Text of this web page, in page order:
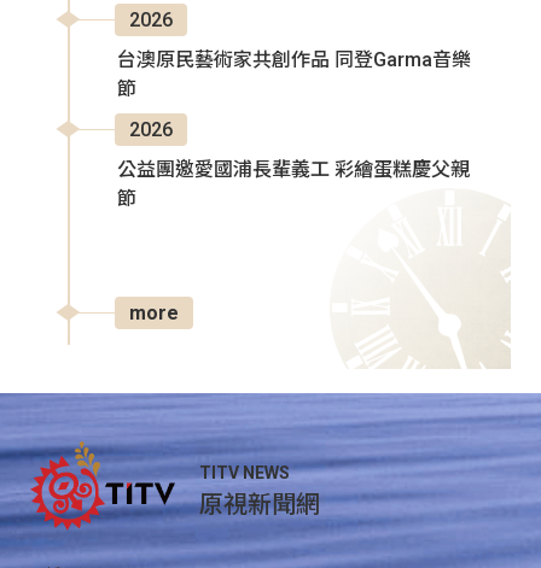
2026
台澳原民藝術家共創作品 同登Garma音樂
節
2026
公益團邀愛國浦長輩義工 彩繪蛋糕慶父親
節
more
TITV NEWS
原視新聞網